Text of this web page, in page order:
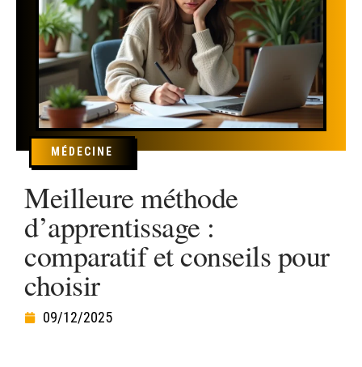
MÉDECINE
Meilleure méthode
d’apprentissage :
comparatif et conseils pour
choisir
09/12/2025